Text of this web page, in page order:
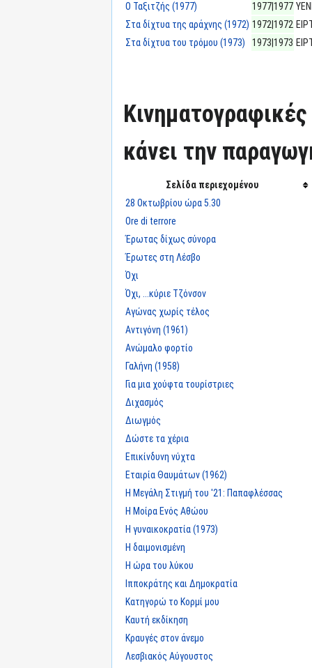
Ο Ταξιτζής (1977)
1977|1977
Στα δίχτυα της αράχνης (1972) 1972|1972
Στα δίχτυα του τρόμου (1973)
1973|1973
Κινηματογραφικές
κάνει την
Σελίδα περιεχομένου
28 Οκτωβρίου ώρα 5.30
Ore di terrore
Έρωτας δίχως σύνορα
Έρωτες στη Λέσβο
Όχι
Όχι, ...κύριε Τζόνσον
Αγώνας χωρίς τέλος
Αντιγόνη (1961)
Ανώμαλο φορτίο
Γαλήνη (1958)
Για μια χούφτα τουρίστριες
Διχασμός
Διωγμός
Δώστε τα χέρια
Επικίνδυνη νύχτα
Εταιρία Θαυμάτων (1962)
Η Μεγάλη Στιγμή του '21: Παπαφλέσσας
Η Μοίρα Ενός Αθώου
Η γυναικοκρατία (1973)
Η δαιμονισμένη
Η ώρα του λύκου
Ιπποκράτης και Δημοκρατία
Κατηγορώ το Κορμί μου
Καυτή εκδίκηση
Κραυγές στον άνεμο
Λεσβιακός Αύγουστος